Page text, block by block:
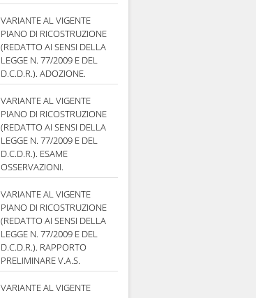
VARIANTE AL VIGENTE
PIANO DI RICOSTRUZIONE
(REDATTO AI SENSI DELLA
LEGGE N. 77/2009 E DEL
D.C.D.R.). ADOZIONE.
VARIANTE AL VIGENTE
PIANO DI RICOSTRUZIONE
(REDATTO AI SENSI DELLA
LEGGE N. 77/2009 E DEL
D.C.D.R.). ESAME
OSSERVAZIONI.
VARIANTE AL VIGENTE
PIANO DI RICOSTRUZIONE
(REDATTO AI SENSI DELLA
LEGGE N. 77/2009 E DEL
D.C.D.R.). RAPPORTO
PRELIMINARE V.A.S.
VARIANTE AL VIGENTE